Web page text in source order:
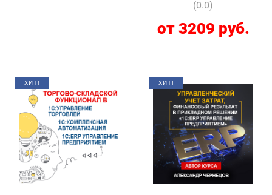
(0.0)
от 3209 руб.
ХИТ! ХИТ!